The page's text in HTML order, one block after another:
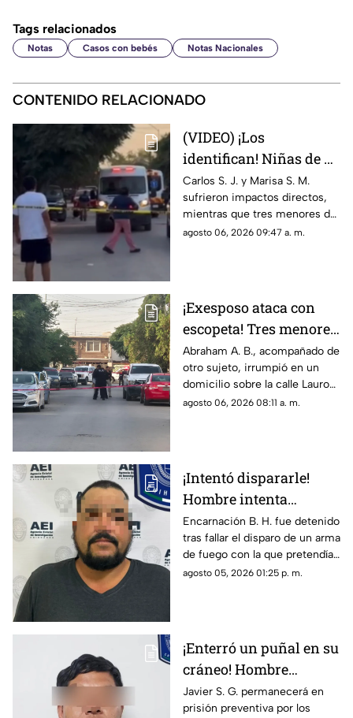
Tags relacionados
Notas Casos con bebés Notas Nacionales
CONTENIDO RELACIONADO
(VIDEO) ¡Los
identifican! Niñas de 9
y 11 años y un
adolescente entre los
heridos de gravedad en
el ataque de esta
Carlos S. J. y Marisa S. M.
sufrieron impactos directos,
mientras que tres menores de
14, 11 y 9 años resultaron
familiar.
agosto 06, 2026 09:47 a. m.
¡Exesposo ataca con
escopeta! Tres menores
y una pareja resultan
gravemente heridos en
Ciudad Juárez
Abraham A. B., acompañado de
otro sujeto, irrumpió en un
domicilio sobre la calle Lauro
de Uranga; paramédicos
agosto 06, 2026 08:11 a. m.
¡Intentó dispararle!
Hombre intenta
asesinar a su esposa y
la asfixia en
Chihuahua
Encarnación B. H. fue detenido
tras fallar el disparo de un arma
de fuego con la que pretendía
privar de la vida a su pareja en
agosto 05, 2026 01:25 p. m.
¡Enterró un puñal en su
cráneo! Hombre
secuestra y tortura
atrozmente a cuatro;
Javier S. G. permanecerá en
prisión preventiva por los